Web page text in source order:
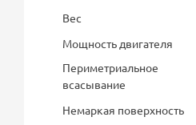
Вес
Мощность двигателя
Периметриальное
всасывание
Немаркая поверхность